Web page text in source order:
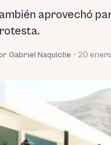
aprovechó
Gabriel Naquiche • 20